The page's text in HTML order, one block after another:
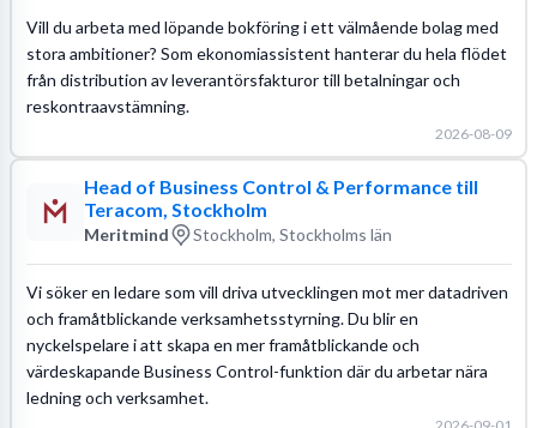
Vill du arbeta med löpande bokföring i ett välmående bolag med
stora ambitioner? Som ekonomiassistent hanterar du hela flödet
från distribution av leverantörsfakturor till betalningar och
reskontraavstämning.
2026-08-09
Head of Business Control & Performance till
Teracom, Stockholm
Meritmind Stockholm, Stockholms län
Vi söker en ledare som vill driva utvecklingen mot mer datadriven
och framåtblickande verksamhetsstyrning. Du blir en
nyckelspelare i att skapa en mer framåtblickande och
värdeskapande Business Control-funktion där du arbetar nära
ledning och verksamhet.
2026-09-01